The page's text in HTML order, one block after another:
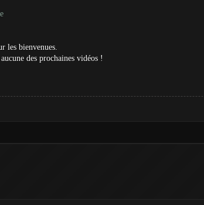
les bienvenues.
des prochaines vidéos !